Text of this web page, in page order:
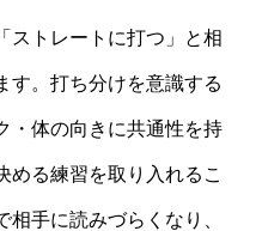
ストレートに打つ」と相
す。打ち分けを意識する
・体の向きに共通性を持
める練習を取り入れるこ
手に読みづらくなり、